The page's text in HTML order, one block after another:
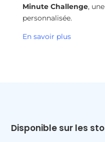
Minute Challenge,
personnalisée.
En savoir plus
Disponible sur les